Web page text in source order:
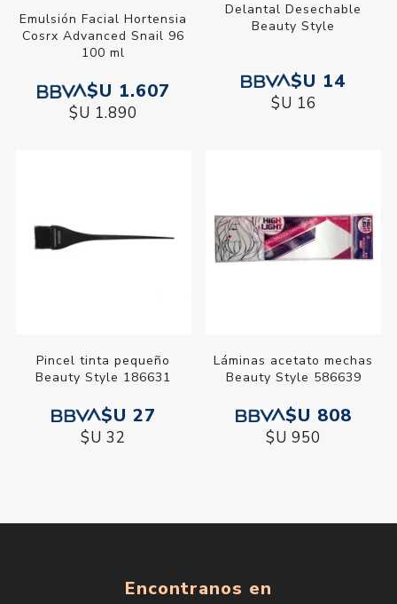
Emulsión Facial Hortensia
Cosrx Advanced Snail 96
100 ml
$U 1.607
$U 1.890
Delantal Desechable
Beauty Style
$U 14
$U 16
Pincel tinta pequeño
Beauty Style 186631
$U 27
$U 32
Láminas acetato mechas
Beauty Style 586639
$U 808
$U 950
Encontranos en